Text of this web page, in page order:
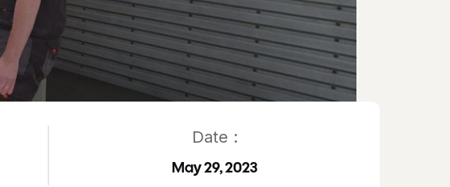
Date :
May 29, 2023